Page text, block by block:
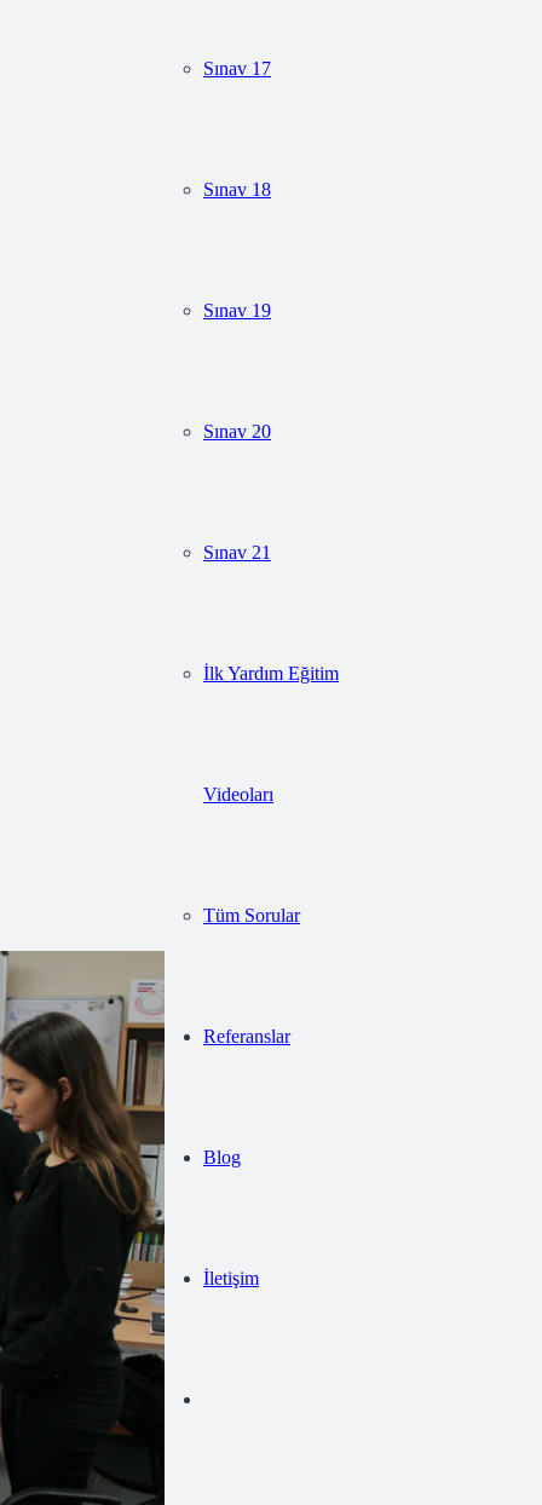
Sınav 17
Sınav 18
Sınav 19
Sınav 20
Sınav 21
İlk Yardım Eğitim
Videoları
Tüm Sorular
Referanslar
Blog
İletişim